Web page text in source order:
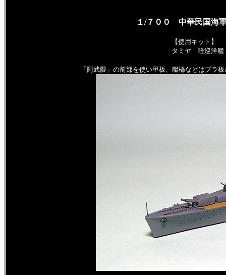
１/７００ 中華民国海
【使用キット】
タミヤ 軽巡洋
「阿武隈」の前部を使い甲板、艦橋などはプ